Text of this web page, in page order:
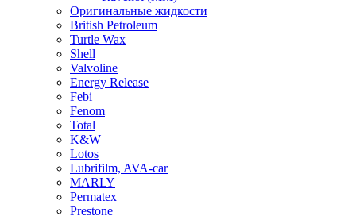
Оригинальные жидкости
British Petroleum
Turtle Wax
Shell
Valvoline
Energy Release
Febi
Fenom
Total
K&W
Lotos
Lubrifilm, AVA-car
MARLY
Permatex
Prestone